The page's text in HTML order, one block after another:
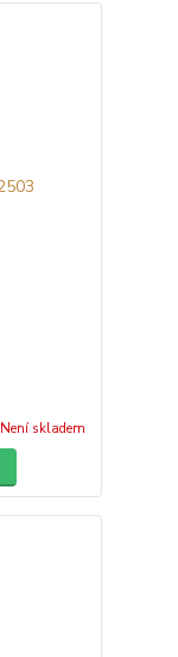
Není skladem